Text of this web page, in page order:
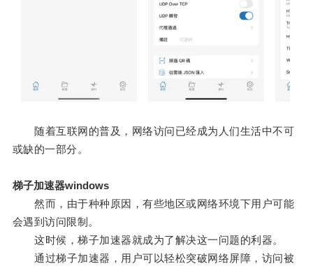
随着互联网的普及，网络访问已经成为人们生活中不可
或缺的一部分。
梯子加速器windows
然而，由于种种原因，有些地区或网络环境下用户可能
会遇到访问限制。
这时候，梯子加速器就成为了解决这一问题的利器。
通过梯子加速器，用户可以轻松突破网络屏障，访问被